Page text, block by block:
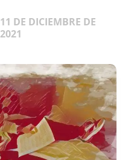
11 DE DICIEMBRE DE
2021